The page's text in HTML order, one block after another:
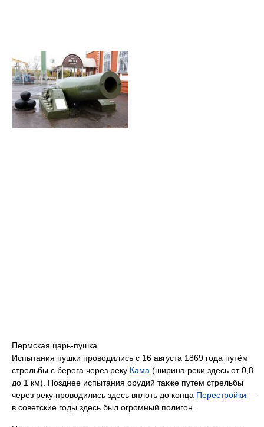
Пермская царь-пушка
Испытания пушки проводились с 16 августа 1869 года путём
стрельбы с берега через реку Кама (ширина реки здесь от 0,8
до 1 км). Позднее испытания орудий также путем стрельбы
через реку проводились здесь вплоть до конца Перестройки —
в советские годы здесь был огромный полигон.